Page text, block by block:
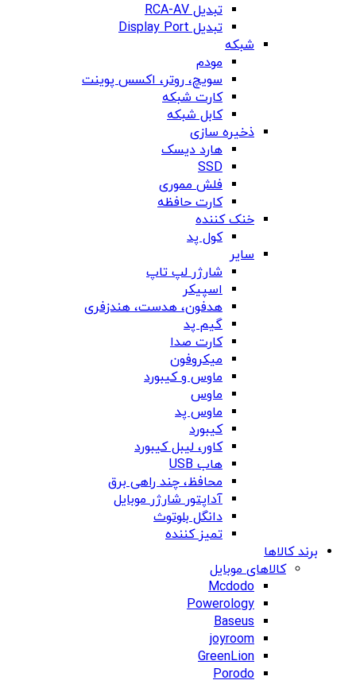
تبدیل RCA-AV
تبدیل Display Port
شبکه
مودم
سویچ، روتر، اکسس پوینت
کارت شبکه
کابل شبکه
ذخیره سازی
هارد دیسک
SSD
فلش مموری
کارت حافظه
خنک کننده
کول پد
سایر
شارژر لپ تاپ
اسپیکر
هدفون، هدست، هندزفری
گیم پد
کارت صدا
میکروفون
ماوس و کیبورد
ماوس
ماوس پد
کیبورد
کاور، لیبل کیبورد
هاب USB
محافظ، چند راهی برق
آداپتور شارژر موبایل
دانگل بلوتوث
تمیز کننده
برند کالاها
کالاهای موبایل
Mcdodo
Powerology
Baseus
joyroom
GreenLion
Porodo